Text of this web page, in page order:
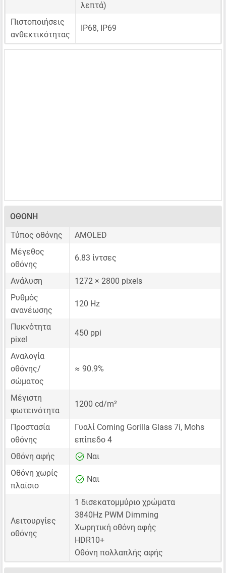
λεπτά)
Πιστοποιήσεις
ανθεκτικότητας
IP68, IP69
ΟΘΌΝΗ
Τύπος οθόνης
AMOLED
Μέγεθος
οθόνης
6.83 ίντσες
Ανάλυση
1272 × 2800 pixels
Ρυθμός
ανανέωσης
120 Hz
Πυκνότητα
pixel
450 ppi
Αναλογία
οθόνης/
σώματος
≈ 90.9%
Μέγιστη
φωτεινότητα
1200 cd/m²
Προστασία
οθόνης
Γυαλί Corning Gorilla Glass 7i, Mohs
επίπεδο 4
Οθόνη αφής
Ναι
Οθόνη χωρίς
πλαίσιο
Ναι
Λειτουργίες
οθόνης
1 δισεκατομμύριο χρώματα
3840Hz PWM Dimming
Χωρητική οθόνη αφής
HDR10+
Οθόνη πολλαπλής αφής